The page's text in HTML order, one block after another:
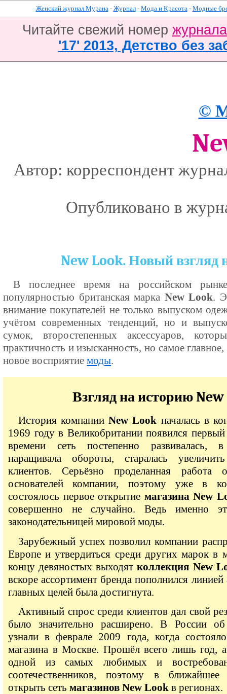
Женский журнал Мурана- Журнал- Мода и Красота- Модные
Читайте свежий номер
'17' 2013, Детство без
©
Автор: корреспондент
Опубликовано в
New Look. Новый взгляд
В последнее время на российском рынке
популярностью британская марка New Look.
внимание покупателей не только выпуском
учётом современных тенденций, но и
сумок, второстепенных аксессуаров,
практичность и изысканность, но самое
новое восприятие моды.
Взгляд на историю
История компанииNew Look началась в
1969 году в Великобритании появился
времени сеть постепенно развивалась,
наращивала обороты, старалась
клиентов. Серьёзно проделанная работа
основателей компании, поэтому уже в
состоялось первое открытие магазина New
совершенно не случайно. Ведь именно
законодательницей мировой моды.
Зарубежный успех позволил компании
Европе и утвердиться среди других марок в
концу девяностых выходятколлекция New
вскоре ассортимент бренда пополнился
главных целей была достигнута.
Активный спрос среди клиентов дал свой
было значительно расширено. В России об
узнали в феврале 2009 года, когда
магазина в Москве. Прошёл всего лишь год,
одной из самых любимых и
соотечественников, поэтому в ближайшее
открыть сеть магазинов New Look в регионах.